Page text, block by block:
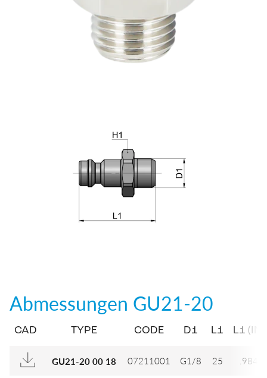
Abmessungen GU21-20
CAD TYPE CODE D1 L1 L1 (IN)
GU21-20 00 18 07211001 G1/8 25 .984